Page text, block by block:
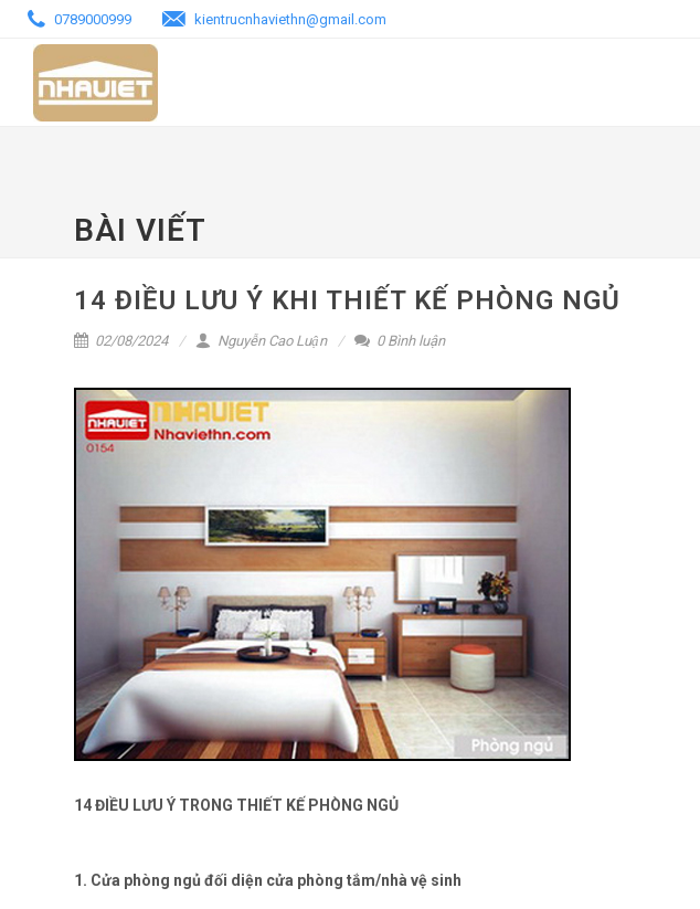
0789000999 kientrucnhaviethn@gmail.com
BÀI VIẾT
14 ĐIỀU LƯU Ý KHI THIẾT KẾ PHÒNG NGỦ
02/08/2024 Nguyễn Cao Luận 0 Bình luận
14 ĐIỀU LƯU Ý TRONG THIẾT KẾ PHÒNG NGỦ
1. Cửa phòng ngủ đối diện cửa phòng tắm/nhà vệ sinh